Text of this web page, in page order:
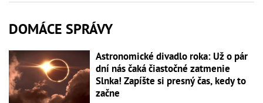
DOMÁCE SPRÁVY
Astronomické divadlo roka: Už o pár
dní nás čaká čiastočné zatmenie
Slnka! Zapíšte si presný čas, kedy to
začne